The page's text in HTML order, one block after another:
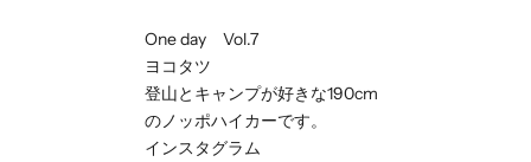
One day Vol.7
ヨコタツ
登山とキャンプが好きな190cm
のノッポハイカーです。
インスタグラム